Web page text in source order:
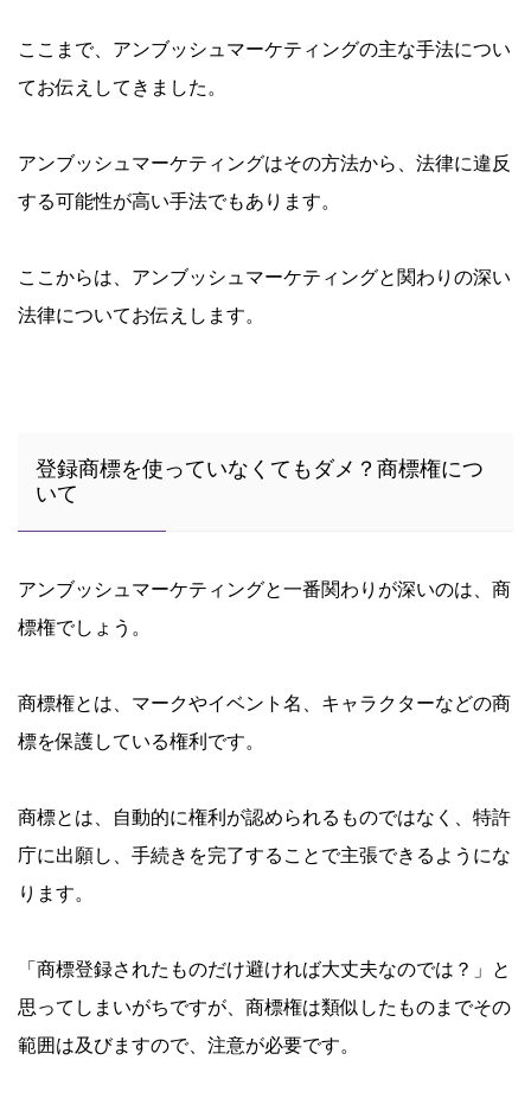
ここまで、アンブッシュマーケティングの主な手法につい
てお伝えしてきました。
アンブッシュマーケティングはその方法から、法律に違反
する可能性が高い手法でもあります。
ここからは、アンブッシュマーケティングと関わりの深い
法律についてお伝えします。
登録商標を使っていなくてもダメ？商標権につ
いて
アンブッシュマーケティングと一番関わりが深いのは、商
標権でしょう。
商標権とは、マークやイベント名、キャラクターなどの商
標を保護している権利です。
商標とは、自動的に権利が認められるものではなく、特許
庁に出願し、手続きを完了することで主張できるようにな
ります。
「商標登録されたものだけ避ければ大丈夫なのでは？」と
思ってしまいがちですが、商標権は類似したものまでその
範囲は及びますので、注意が必要です。